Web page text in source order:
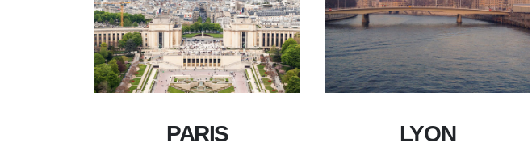
PARIS LYON